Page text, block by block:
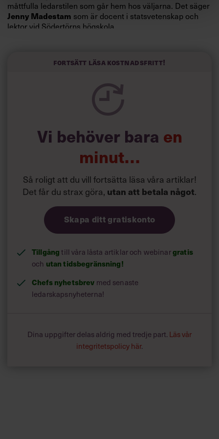
måttfulla ledarstilen som går hem hos väljarna. Det säger
Jenny Madestam som är docent i statsvetenskap och
lektor vid Södertörns högskola.
kompetenta och stå med båda fötterna på jorden. Hellre
spelevink i högklackat, är hur jag brukar sammanfatta de
önskningar som svenskarna för fram i undersökningar.”
Siri Wikander: ”Led som i
början av pandemin”
Fortsätt läsa kostnadsfritt!
Vi behöver bara en
minut…
Så roligt att du vill fortsätta läsa våra artiklar!
Det får du strax göra, utan att betala något.
Skapa ditt gratiskonto
Tillgång till våra låsta artiklar och webinargratis
och utan tidsbegränsning!
Chefs nyhetsbrev med senaste
ledarskapsnyheterna!
Dina uppgifter delas aldrig med tredje part. Läs vår
integritetspolicy här.